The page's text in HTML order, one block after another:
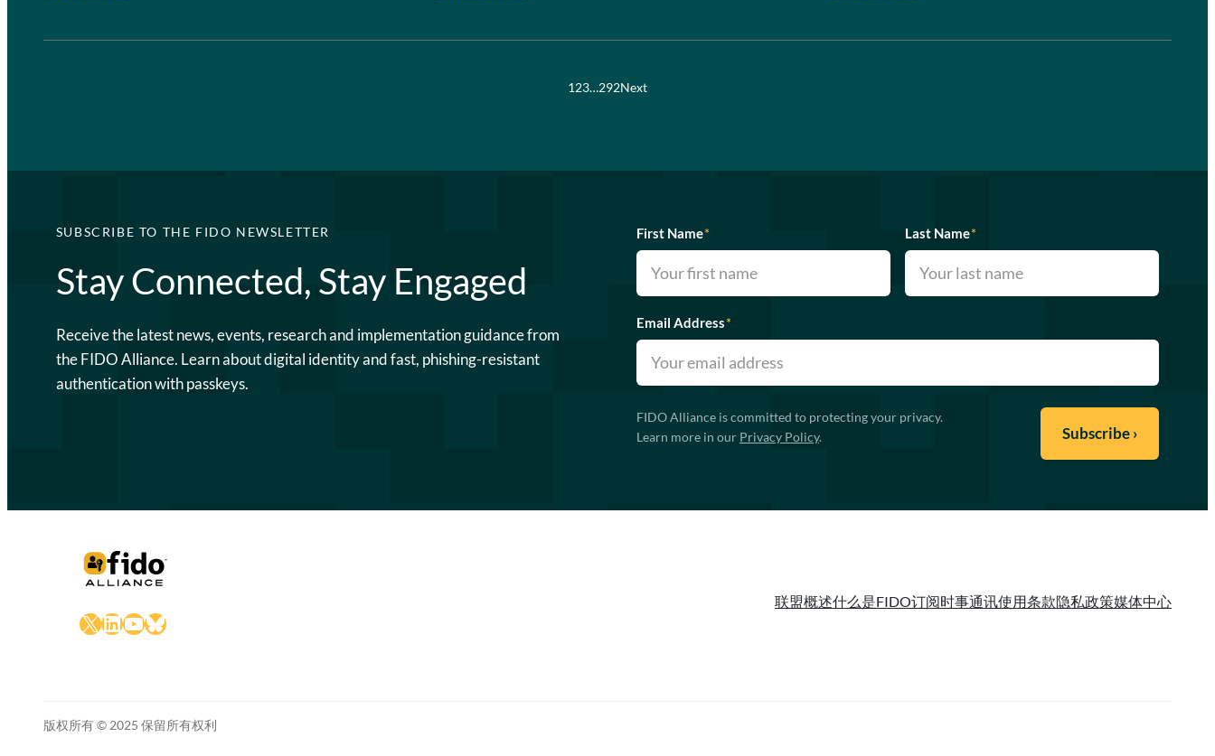
123…292Next
SUBSCRIBE TO THE FIDO NEWSLETTER
Stay Connected, Stay Engaged
Receive the latest news, events, research and implementation guidance from
the FIDO Alliance. Learn about digital identity and fast, phishing-resistant
authentication with passkeys.
First Name* Last Name*
Email Address*
FIDO Alliance is committed to protecting your privacy.
Learn more in our Privacy Policy.
X LinkedIn
YouTube
Bluesky
联盟概述什么是FIDO订阅时事通讯使用条款隐私政策媒体中心
版权所有 © 2025 保留所有权利